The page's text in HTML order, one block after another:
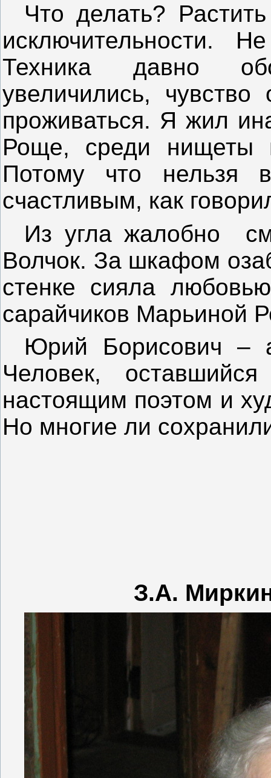
Что делать?
исключительности.
Техника давно
увеличились, чувство
проживаться. Я жил
Роще, среди нищеты
Потому что нельзя
счастливым, как
Из угла жалобно
Волчок. За шкафом
стенке сияла
сарайчиков Марьиной
Юрий Борисович –
Человек,
настоящим поэтом и
Но многие ли
З.А.